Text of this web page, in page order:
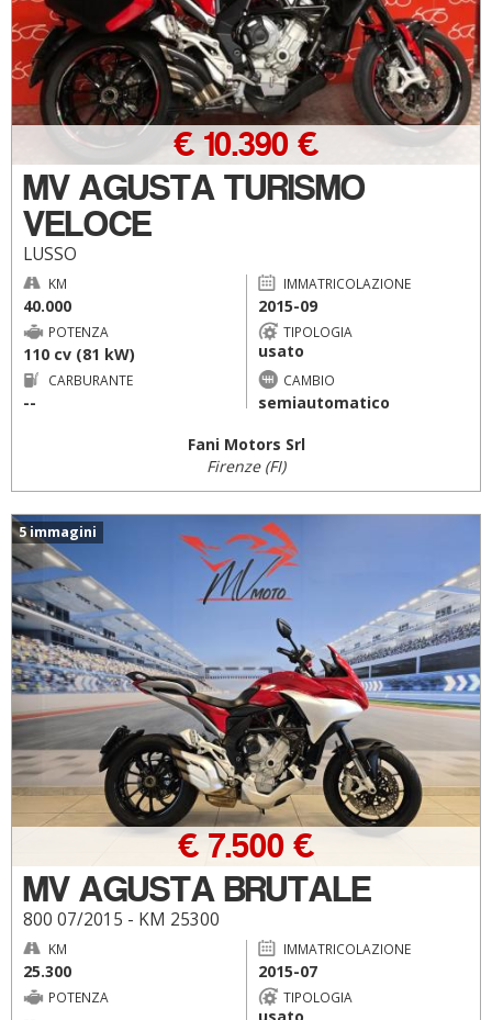
MV AGUSTA TURISMO
VELOCE
LUSSO
€ 10.390 €
KM
40.000
IMMATRICOLAZIONE
2015-09
POTENZA
110 cv (81 kW)
TIPOLOGIA
usato
CARBURANTE
--
CAMBIO
semiautomatico
Fani Motors Srl
Firenze (FI)
5 immagini
MV AGUSTA BRUTALE
800 07/2015 - KM 25300
€ 7.500 €
KM
25.300
IMMATRICOLAZIONE
2015-07
POTENZA TIPOLOGIA
usato